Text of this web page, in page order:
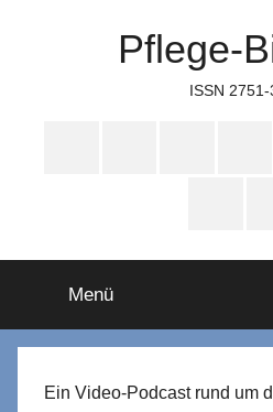
Pflege-
ISSN 2751-
Menü
Ein Video-Podcast rund um